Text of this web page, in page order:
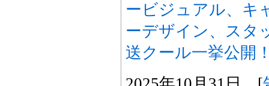
ービジュアル、キ
ーデザイン、スタ
送クール一挙公開